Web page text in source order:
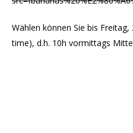
Wählen können Sie bis Freitag,
time), d.h. 10h vormittags